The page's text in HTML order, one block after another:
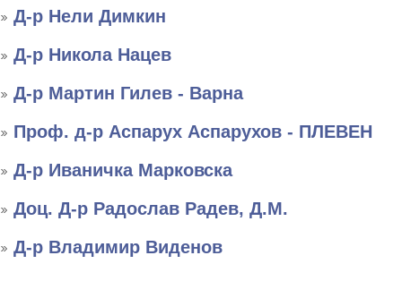
Д-р Нели Димкин
Д-р Никола Нацев
Д-р Мартин Гилев - Варна
Проф. д-р Аспарух Аспарухов - ПЛЕВЕН
Д-р Иваничка Марковска
Доц. Д-р Радослав Радев, Д.М.
Д-р Владимир Виденов